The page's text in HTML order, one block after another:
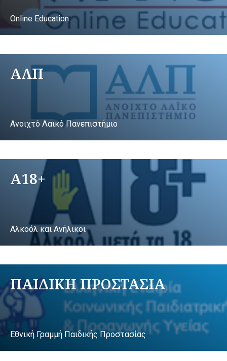
Online Education
ΑΛΠ
Ανοιχτό Λαικό Πανεπιστήμιο
A18+
Αλκοόλ και Ανήλικοι
ΠΑΙΔΙΚΗ ΠΡΟΣΤΑΣΙΑ
Εθνική Γραμμή Παιδικής Προστασίας